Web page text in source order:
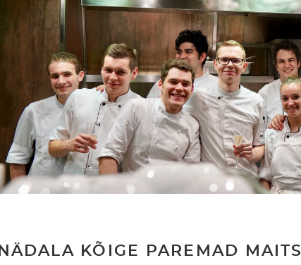
NÄDALA KÕIGE PAREMAD